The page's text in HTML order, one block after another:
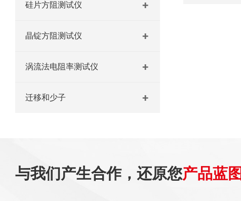
硅片方阻测试仪
晶锭方阻测试仪
涡流法电阻率测试仪
迁移和少子
与我们产生合作，还原您产品蓝图